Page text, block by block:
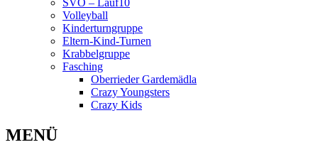
SVO – Lauf10
Volleyball
Kinderturngruppe
Eltern-Kind-Turnen
Krabbelgruppe
Fasching
Oberrieder Gardemädla
Crazy Youngsters
Crazy Kids
MENÜ